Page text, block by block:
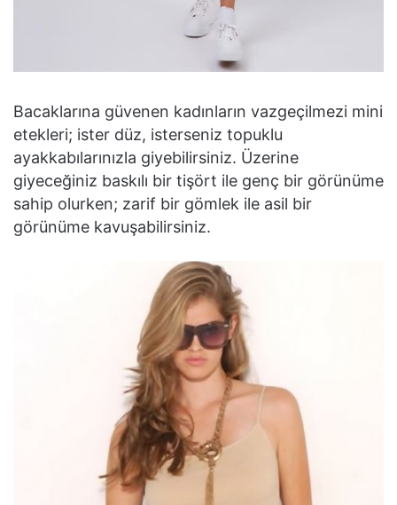
Bacaklarına güvenen kadınların vazgeçilmezi mini
etekleri; ister düz, isterseniz topuklu
ayakkabılarınızla giyebilirsiniz. Üzerine
giyeceğiniz baskılı bir tişört ile genç bir görünüme
sahip olurken; zarif bir gömlek ile asil bir
görünüme kavuşabilirsiniz.